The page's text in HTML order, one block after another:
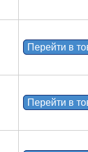
Перейти в
Перейти в